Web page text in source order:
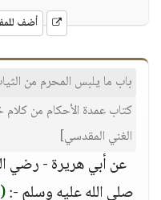
أضف
باب ما يلبس المحرم من
كتاب عمدة الأحكام من كلام
الغني المقدسي]
عن أبي هريرة - رضي
صلى الله عليه وسلم -: